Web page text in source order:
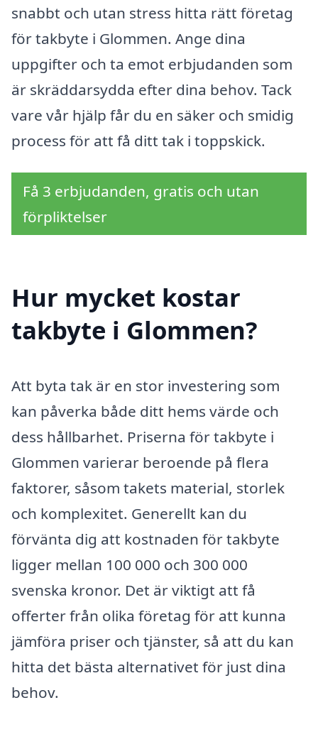
snabbt och utan stress hitta rätt företag
för takbyte i Glommen. Ange dina
uppgifter och ta emot erbjudanden som
är skräddarsydda efter dina behov. Tack
vare vår hjälp får du en säker och smidig
process för att få ditt tak i toppskick.
Få 3 erbjudanden, gratis och utan
förpliktelser
Hur mycket kostar
takbyte i Glommen?
Att byta tak är en stor investering som
kan påverka både ditt hems värde och
dess hållbarhet. Priserna för takbyte i
Glommen varierar beroende på flera
faktorer, såsom takets material, storlek
och komplexitet. Generellt kan du
förvänta dig att kostnaden för takbyte
ligger mellan 100 000 och 300 000
svenska kronor. Det är viktigt att få
offerter från olika företag för att kunna
jämföra priser och tjänster, så att du kan
hitta det bästa alternativet för just dina
behov.